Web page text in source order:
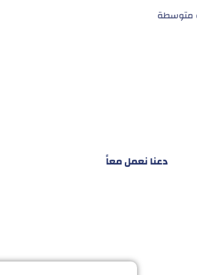
متوسطة
دعنا نعمل معاً